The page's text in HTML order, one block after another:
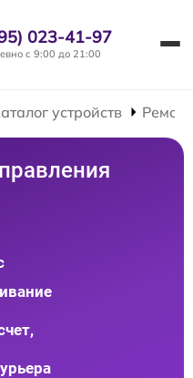
023-41-97
с 9:00 до 21:00
устройств